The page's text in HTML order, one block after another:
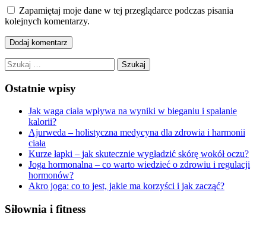
Zapamiętaj moje dane w tej przeglądarce podczas pisania
kolejnych komentarzy.
Szukaj:
Ostatnie wpisy
Jak waga ciała wpływa na wyniki w bieganiu i spalanie
kalorii?
Ajurweda – holistyczna medycyna dla zdrowia i harmonii
ciała
Kurze łapki – jak skutecznie wygładzić skórę wokół oczu?
Joga hormonalna – co warto wiedzieć o zdrowiu i regulacji
hormonów?
Akro joga: co to jest, jakie ma korzyści i jak zacząć?
Siłownia i fitness